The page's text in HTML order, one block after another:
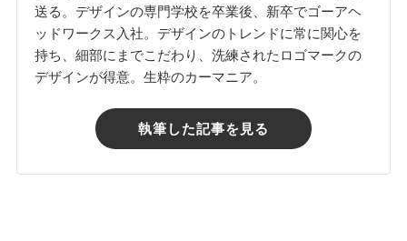
送る。デザインの専門学校を卒業後、新卒でゴーアヘ
ッドワークス入社。デザインのトレンドに常に関心を
持ち、細部にまでこだわり、洗練されたロゴマークの
デザインが得意。生粋のカーマニア。
執筆した記事を見る